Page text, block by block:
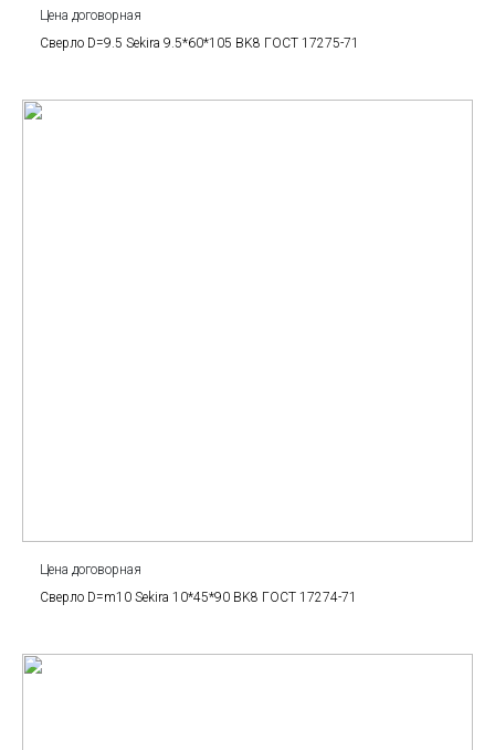
Цена договорная
Сверло D=9.5 Sekira 9.5*60*105 BK8 ГОСТ 17275-71
Цена договорная
Сверло D=m10 Sekira 10*45*90 BK8 ГОСТ 17274-71